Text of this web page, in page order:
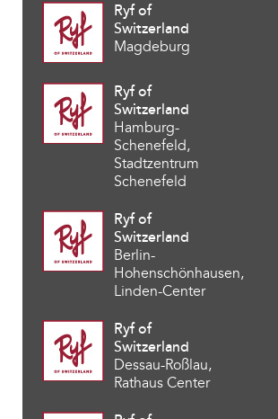
Ryf of
Switzerland
Magdeburg
Ryf of
Switzerland
Hamburg-
Schenefeld,
Stadtzentrum
Schenefeld
Ryf of
Switzerland
Berlin-
Hohenschönhausen,
Linden-Center
Ryf of
Switzerland
Dessau-Roßlau,
Rathaus Center